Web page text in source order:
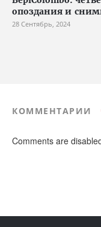
опоздания и
28 Сентябрь, 2024
КОММЕНТАРИИ
Comments are